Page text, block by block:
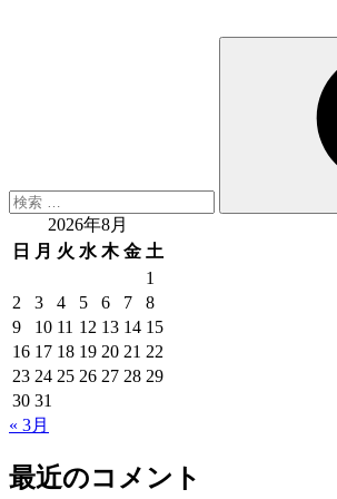
2026年8月
日
月 火 水 木 金 土
1
2
3 4 5 6 7
8
9
10 11 12 13 14 15
16 17 18 19 20 21 22
23 24 25 26 27 28 29
30 31
« 3月
最近のコメント